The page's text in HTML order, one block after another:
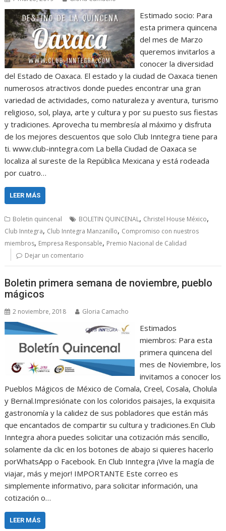
Estimado socio: Para
esta primera quincena
del mes de Marzo
queremos invitarlos a
conocer la diversidad
del Estado de Oaxaca. El estado y la ciudad de Oaxaca tienen
numerosos atractivos donde puedes encontrar una gran
variedad de actividades, como naturaleza y aventura, turismo
religioso, sol, playa, arte y cultura y por su puesto sus fiestas
y tradiciones. Aprovecha tu membresía al máximo y disfruta
de los mejores descuentos que solo Club Inntegra tiene para
ti. www.club-inntegra.com La bella Ciudad de Oaxaca se
localiza al sureste de la República Mexicana y está rodeada
por cuatro…
LEER MÁS
Boletin quincenal BOLETIN QUINCENAL, Christel House México,
Club Inntegra, Club Inntegra Manzanillo, Compromiso con nuestros
miembros, Empresa Responsable, Premio Nacional de Calidad
Dejar un comentario
Boletin primera semana de noviembre, pueblo
mágicos
2 noviembre, 2018 Gloria Camacho
Estimados
miembros: Para esta
primera quincena del
mes de Noviembre, los
invitamos a conocer los
Pueblos Mágicos de México de Comala, Creel, Cosala, Cholula
y Bernal.Impresiónate con los coloridos paisajes, la exquisita
gastronomía y la calidez de sus pobladores que están más
que encantados de compartir su cultura y tradiciones.En Club
Inntegra ahora puedes solicitar una cotización más sencillo,
solamente da clic en los botones de abajo si quieres hacerlo
porWhatsApp o Facebook. En Club Inntegra ¡Vive la magía de
viajar, más y mejor! IMPORTANTE Este correo es
simplemente informativo, para solicitar información, una
cotización o…
LEER MÁS